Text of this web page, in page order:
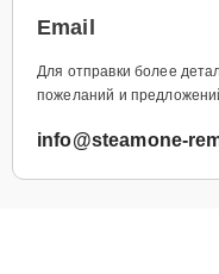
Email
Для отправки более
пожеланий и
info@steamone-